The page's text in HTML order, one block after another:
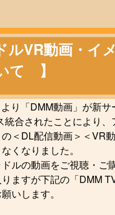
ルVR動画・イ
て 】
り「DMM動画」が新サ
統合されたことにより、
＜DL配信動画＞＜VR
くなりました。
ルの動画をご視聴・ご
ますが下記の「DMM
いします。